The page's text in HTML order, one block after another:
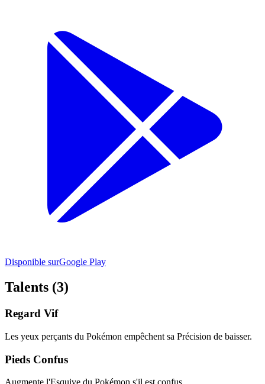
Disponible surGoogle Play
Talents (3)
Regard Vif
Les yeux perçants du Pokémon empêchent sa Précision de baisser.
Pieds Confus